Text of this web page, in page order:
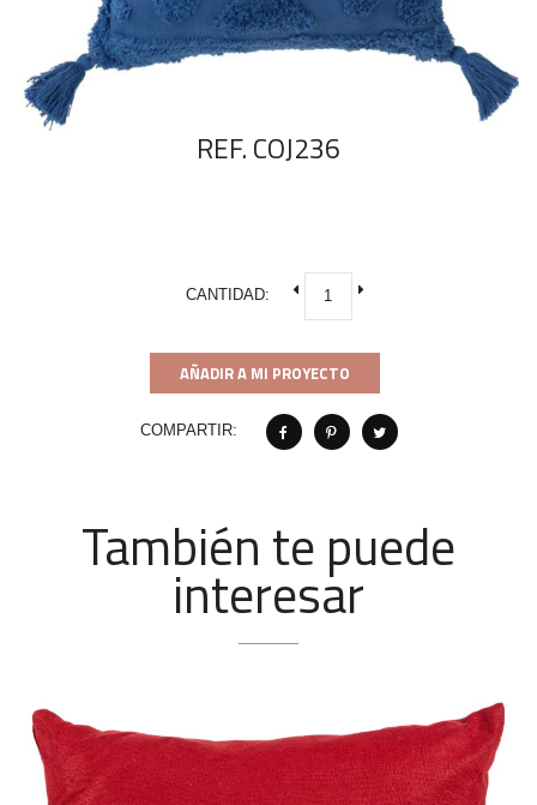
REF. COJ236
CANTIDAD:
AÑADIR A MI PROYECTO
COMPARTIR:
También te puede
interesar